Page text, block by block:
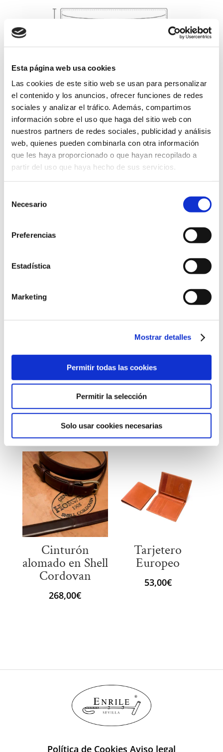
Esta página web usa cookies
Las cookies de este sitio web se usan para personalizar
el contenido y los anuncios, ofrecer funciones de redes
sociales y analizar el tráfico. Además, compartimos
información sobre el uso que haga del sitio web con
nuestros partners de redes sociales, publicidad y análisis
web, quienes pueden combinarla con otra información
que les haya proporcionado o que hayan recopilado a
partir del uso que haya hecho de sus servicios.
Necesario
Preferencias
Estadística
Marketing
Mostrar detalles
Permitir todas las cookies
Permitir la selección
Solo usar cookies necesarias
GRABAR INICIALES (3,00€)
Tarjetero
V
en
cantidad
Añadir al carrito
Productos relacionados
Tarjetero Book
52,00€
Americano Shell
Cordovan
205,00
Cinturón
alomado en Shell
Cordovan
268,00€
Tarjetero
Europeo
53,00€
Política de Cookies Aviso legal